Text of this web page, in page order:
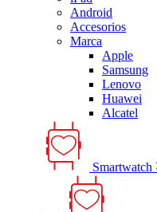
Android
Accesorios
Marca
Apple
Samsung
Lenovo
Huawei
Alcatel
Smartwatch